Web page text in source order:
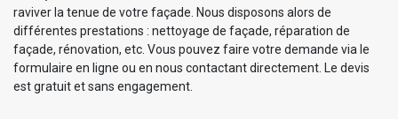
raviver la tenue de votre façade. Nous disposons alors de
différentes prestations : nettoyage de façade, réparation de
façade, rénovation, etc. Vous pouvez faire votre demande via le
formulaire en ligne ou en nous contactant directement. Le devis
est gratuit et sans engagement.